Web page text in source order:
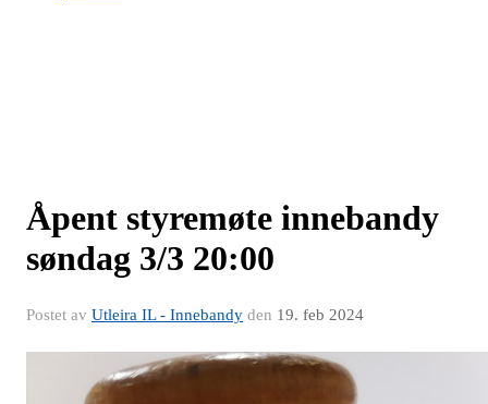
Åpent styremøte innebandy
søndag 3/3 20:00
Postet av Utleira IL - Innebandy den 19. feb 2024